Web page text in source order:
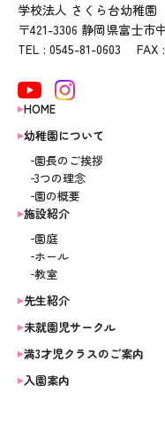
学校法人 さくら台幼稚園
〒421-3306 静岡県富士市
TEL : 0545-81-0603 FAX :
HOME
幼稚園について
園長のご挨拶
3つの理念
園の概要
施設紹介
園庭
ホール
教室
先生紹介
未就園児サークル
満3才児クラスのご案内
入園案内